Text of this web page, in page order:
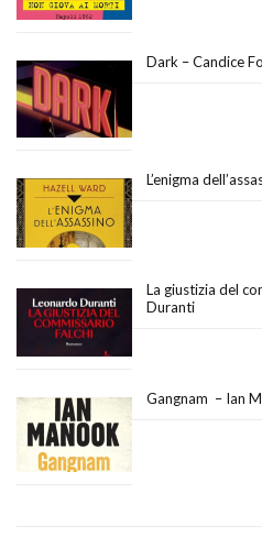
Dark – Candice
L’enigma
La giustizia del
Duranti
Gangnam – Ian